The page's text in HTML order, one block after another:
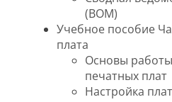
(BOM)
Учебное пособие
плата
Основы
печатных плат
Настройка